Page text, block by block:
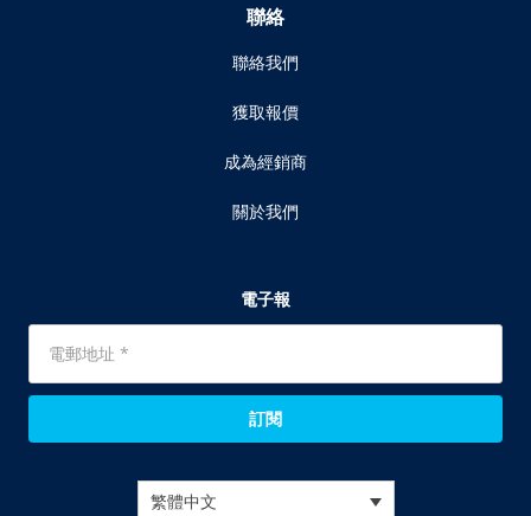
聯絡
聯絡我們
獲取報價
成為經銷商
關於我們
電子報
訂閱
繁體中文